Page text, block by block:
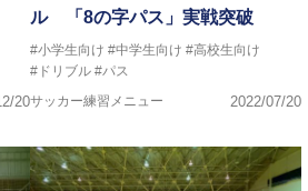
20
ル 「8の字パス」実戦突破
#小学生向け #中学生向け #高校生向け
#ドリブル #パス
サッカー練習メニュー
2022/07/20